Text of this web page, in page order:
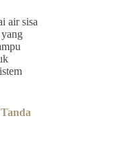
air sisa